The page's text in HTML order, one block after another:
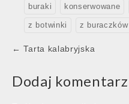
buraki konserwowane
z botwinki z buraczków
Post
← Tarta kalabryjska
Dodaj komentarz